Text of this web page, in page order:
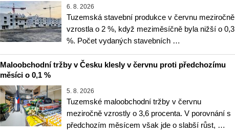
6. 8. 2026
Tuzemská stavební produkce v červnu meziročně
vzrostla o 2 %, když meziměsíčně byla nižší o 0,3
%. Počet vydaných stavebních …
Maloobchodní tržby v Česku klesly v červnu proti předchozímu
měsíci o 0,1 %
5. 8. 2026
Tuzemské maloobchodní tržby v červnu
meziročně vzrostly o 3,6 procenta. V porovnání s
předchozím měsícem však jde o slabší růst, …